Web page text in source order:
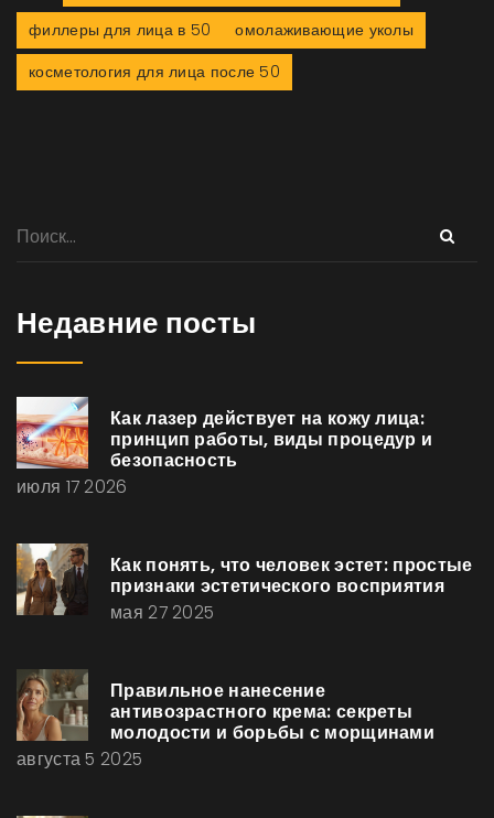
филлеры для лица в 50
омолаживающие уколы
косметология для лица после 50
Недавние посты
Как лазер действует на кожу лица:
принцип работы, виды процедур и
безопасность
июля 17 2026
Как понять, что человек эстет: простые
признаки эстетического восприятия
мая 27 2025
Правильное нанесение
антивозрастного крема: секреты
молодости и борьбы с морщинами
августа 5 2025